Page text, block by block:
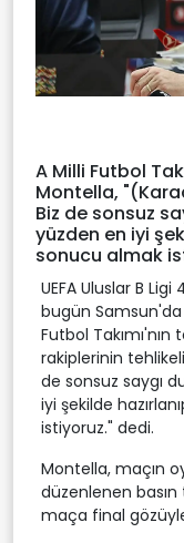
A Milli Futbol
Montella,
Biz de sonsuz
yüzden en iyi
sonucu almak
UEFA Uluslar B
bugün Samsun'da
Futbol
rakiplerinin
de sonsuz saygı
iyi şekilde
istiyoruz." dedi.
Montella, maçın
düzenlenen basın
maça final gözüyle